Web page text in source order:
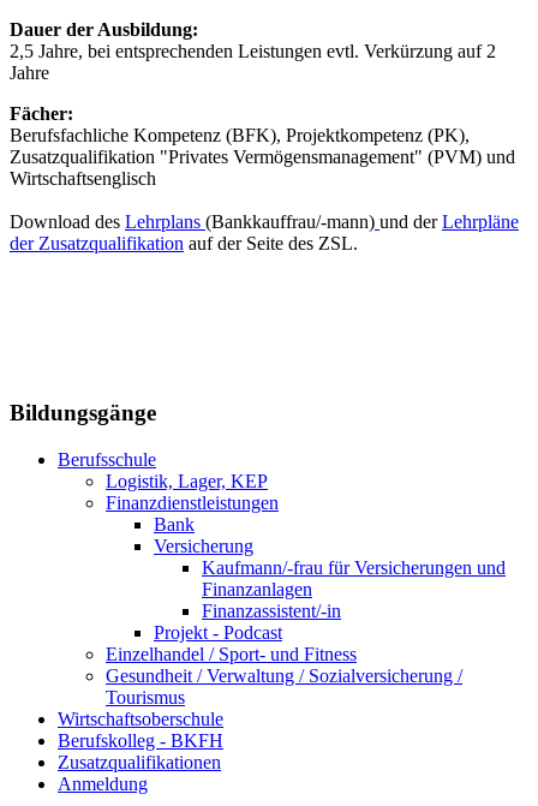
Dauer der Ausbildung:
2,5 Jahre, bei entsprechenden Leistungen evtl. Verkürzung auf 2
Jahre
Fächer:
Berufsfachliche Kompetenz (BFK), Projektkompetenz (PK),
Zusatzqualifikation "Privates Vermögensmanagement" (PVM) und
Wirtschaftsenglisch
Download des Lehrplans (Bankkauffrau/-mann) und derLehrpläne
der Zusatzqualifikation auf der Seite des ZSL.
Bildungsgänge
Berufsschule
Logistik, Lager, KEP
Finanzdienstleistungen
Bank
Versicherung
Kaufmann/-frau für Versicherungen und
Finanzanlagen
Finanzassistent/-in
Projekt - Podcast
Einzelhandel / Sport- und Fitness
Gesundheit / Verwaltung / Sozialversicherung /
Tourismus
Wirtschaftsoberschule
Berufskolleg - BKFH
Zusatzqualifikationen
Anmeldung